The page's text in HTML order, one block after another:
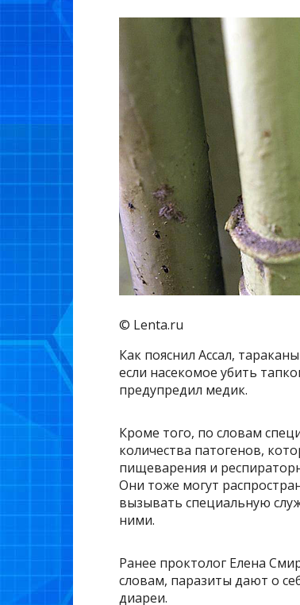
© Lenta.ru
Как пояснил Ассал,
если насекомое убить
предупредил медик.
Кроме того, по словам
количества патогенов,
пищеварения и
Они тоже могут
вызывать специальную
ними.
Ранее проктолог Елена
словам, паразиты дают о
диареи.